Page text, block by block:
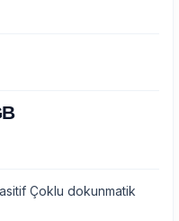
Çoklu dokunmatik